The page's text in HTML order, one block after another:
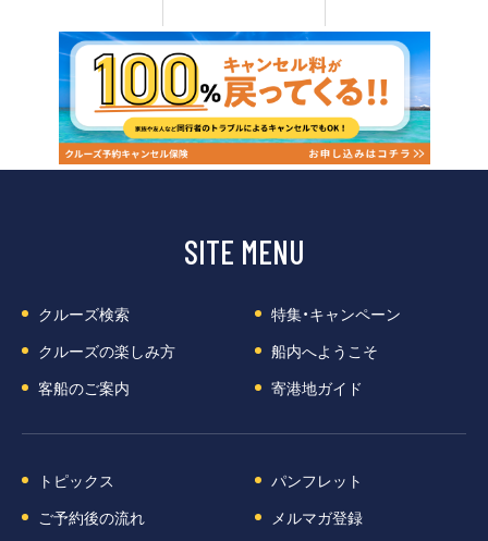
SITE MENU
クルーズ検索
特集・キャンペーン
クルーズの楽しみ方
船内へようこそ
客船のご案内
寄港地ガイド
トピックス
パンフレット
ご予約後の流れ
メルマガ登録